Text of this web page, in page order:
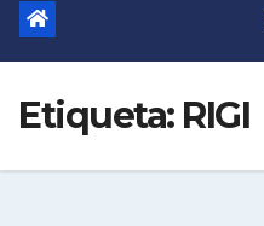
Etiqueta: RIGI